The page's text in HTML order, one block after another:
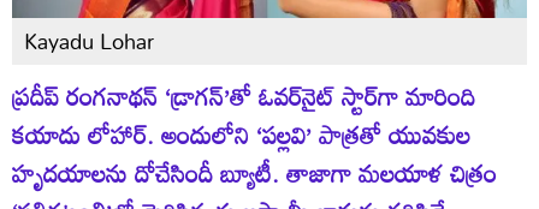
Kayadu Lohar
ప్రదీప్‌ రంగనాథన్‌ ‘డ్రాగన్‌’తో ఓవర్‌నైట్‌ స్టార్‌గా మారింది
కయాదు లోహార్‌. అందులోని ‘పల్లవి’ పాత్రతో యువకుల
హృదయాలను దోచేసిందీ బ్యూటీ. తాజాగా మలయాళ చిత్రం